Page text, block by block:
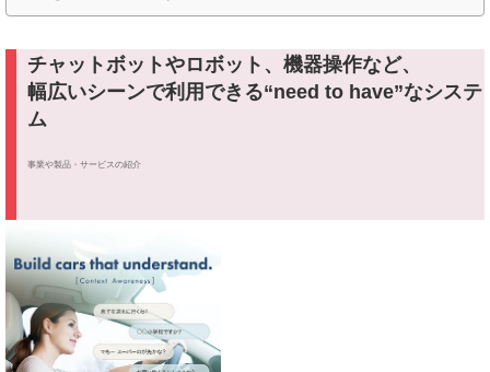
チャットボットやロボット、機器操作など、
幅広いシーンで利用できる“need to have”なシステ
ム
事業や製品・サービスの紹介